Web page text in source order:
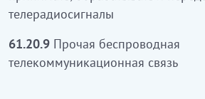
байланыс
телерадиосигналы
61.20.9 Прочая беспроводная
телекоммуникационная связь